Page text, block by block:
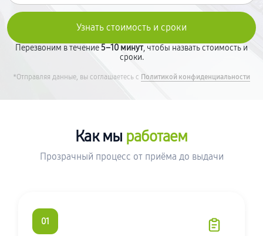
Перезвоним в течение5–10 минут, чтобы назвать стоимость и
сроки.
*Отправляя данные, вы соглашаетесь с Политикой конфиденциальности
Как мы работаем
Прозрачный процесс от приёма до выдачи
01